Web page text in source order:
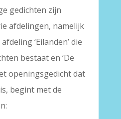
gedichten zijn
afdelingen, namelijk
‘Eilanden’ die
bestaat en ‘De
openingsgedicht dat
begint met de